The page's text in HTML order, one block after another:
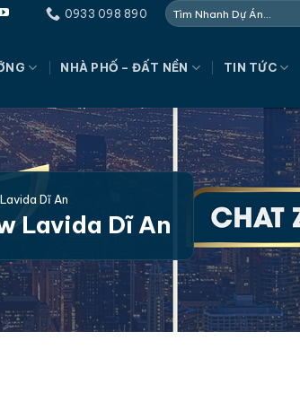
0933 098 890
NHÀ PHỐ – ĐẤT NỀN TIN TỨC
Dĩ An
Lavida Dĩ An